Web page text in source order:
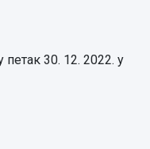
30. 12. 2022. у